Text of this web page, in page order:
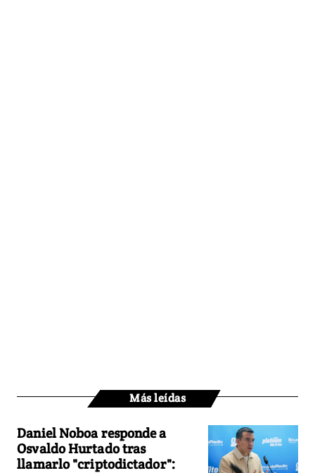
Más leídas
Daniel Noboa responde a
Osvaldo Hurtado tras
llamarlo "criptodictador":